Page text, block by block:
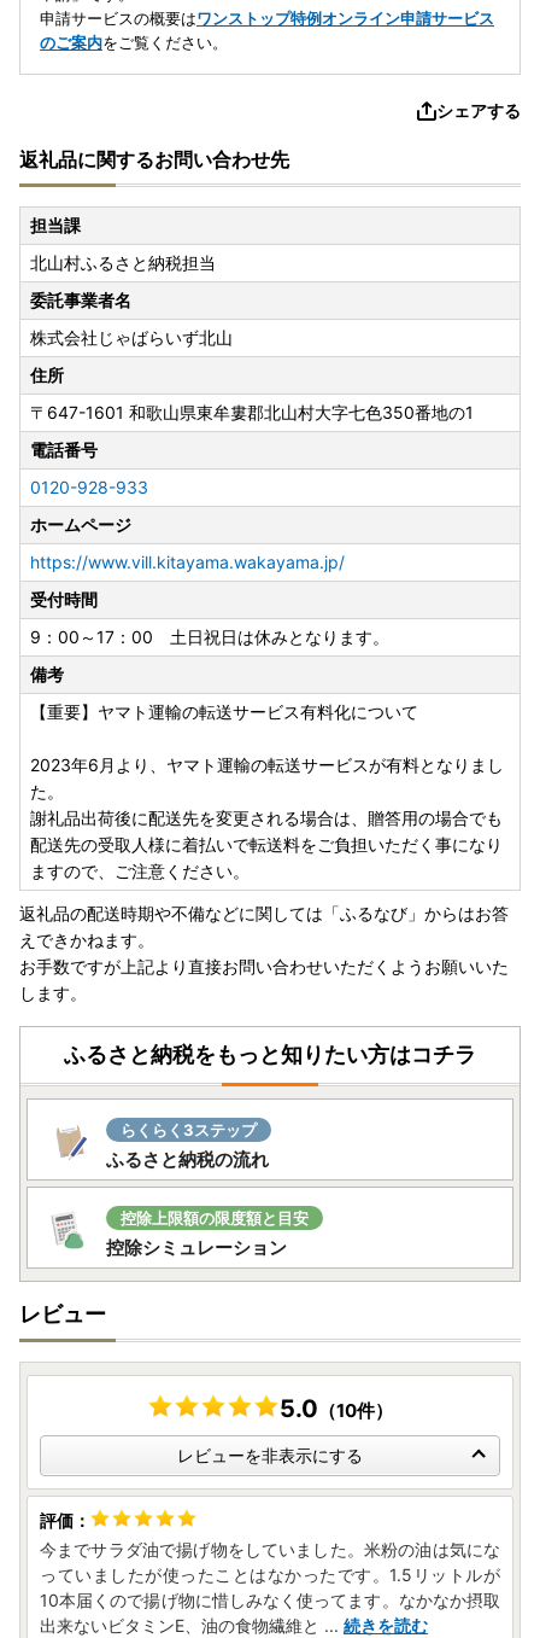
申請サービスの概要はワンストップ特例オンライン申請サービス
のご案内をご覧ください。
シェアする
返礼品に関するお問い合わせ先
担当課
北山村ふるさと納税担当
委託事業者名
株式会社じゃばらいず北山
住所
〒647-1601 和歌山県東牟婁郡北山村大字七色350番地の1
電話番号
0120-928-933
ホームページ
https://www.vill.kitayama.wakayama.jp/
受付時間
9：00～17：00 土日祝日は休みとなります。
備考
【重要】ヤマト運輸の転送サービス有料化について
2023年6月より、ヤマト運輸の転送サービスが有料となりまし
た。
謝礼品出荷後に配送先を変更される場合は、贈答用の場合でも
配送先の受取人様に着払いで転送料をご負担いただく事になり
ますので、ご注意ください。
返礼品の配送時期や不備などに関しては「ふるなび」からはお答
えできかねます。
お手数ですが上記より直接お問い合わせいただくようお願いいた
します。
ふるさと納税をもっと知りたい方はコチラ
らくらく3ステップ
ふるさと納税の流れ
控除上限額の限度額と目安
控除シミュレーション
レビュー
5.0 （10件）
レビューを非表示にする
今までサラダ油で揚げ物をしていました。米粉の油は気にな
っていましたが使ったことはなかったです。1.5リットルが
10本届くので揚げ物に惜しみなく使ってます。なかなか摂取
出来ないビタミンE、油の食物繊維と ... 続きを読む